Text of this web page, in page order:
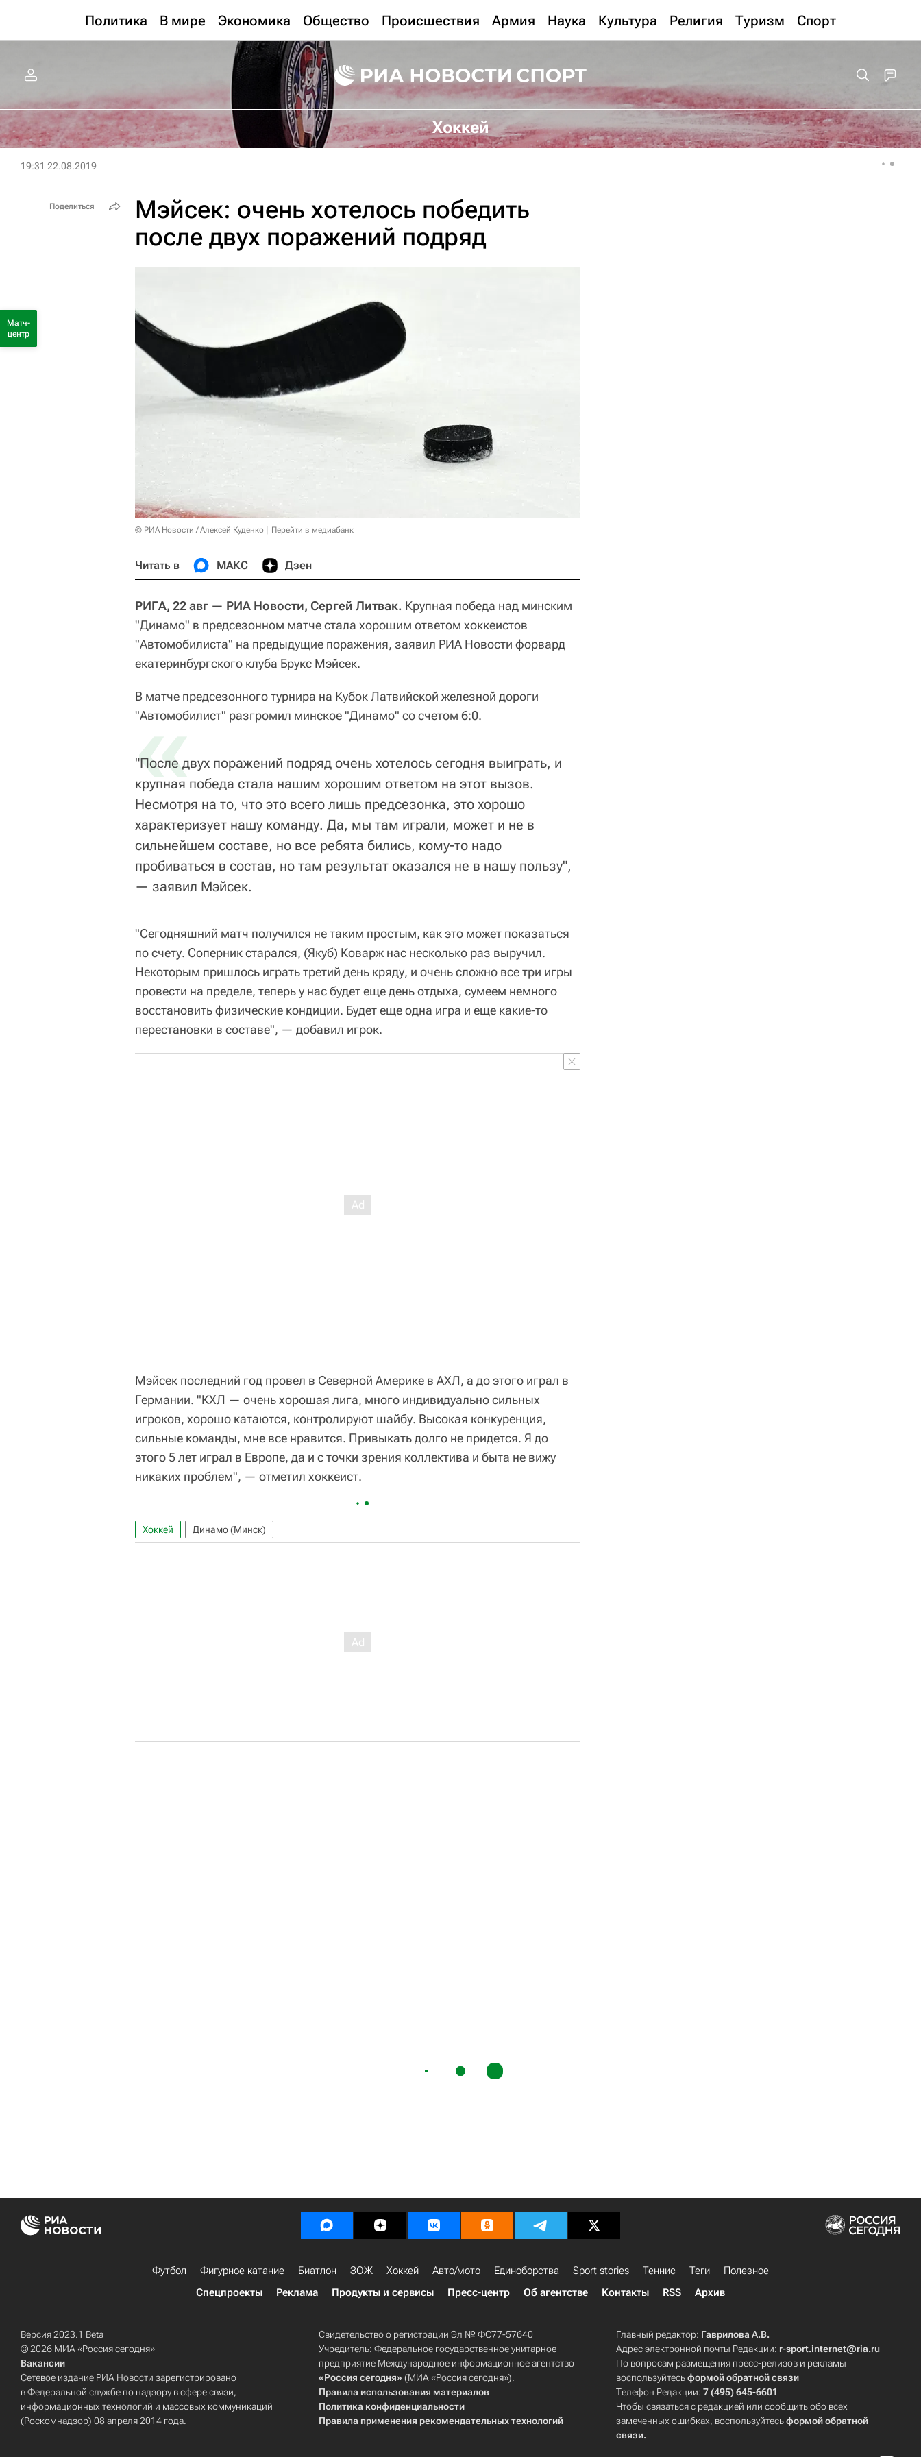
Политика В мире Экономика Общество Происшествия Армия Наука Культура Религия Туризм Спорт
Хоккей
19:31 22.08.2019
Мэйсек: очень хотелось победить
после двух поражений подряд
© РИА Новости / Алексей Куденко Перейти в медиабанк
Читать в МАКС Дзен
РИГА, 22 авг — РИА Новости, Сергей Литвак. Крупная победа над минским
"Динамо" в предсезонном матче стала хорошим ответом хоккеистов
"Автомобилиста" на предыдущие поражения, заявил РИА Новости форвард
екатеринбургского клуба Брукс Мэйсек.
В матче предсезонного турнира на Кубок Латвийской железной дороги
"Автомобилист" разгромил минское "Динамо" со счетом 6:0.
«
"После двух поражений подряд очень хотелось сегодня выиграть, и
крупная победа стала нашим хорошим ответом на этот вызов.
Несмотря на то, что это всего лишь предсезонка, это хорошо
характеризует нашу команду. Да, мы там играли, может и не в
сильнейшем составе, но все ребята бились, кому-то надо
пробиваться в состав, но там результат оказался не в нашу пользу",
— заявил Мэйсек.
"Сегодняшний матч получился не таким простым, как это может показаться
по счету. Соперник старался, (Якуб) Коварж нас несколько раз выручил.
Некоторым пришлось играть третий день кряду, и очень сложно все три игры
провести на пределе, теперь у нас будет еще день отдыха, сумеем немного
восстановить физические кондиции. Будет еще одна игра и еще какие-то
перестановки в составе", — добавил игрок.
Мэйсек последний год провел в Северной Америке в АХЛ, а до этого играл в
Германии. "КХЛ — очень хорошая лига, много индивидуально сильных
игроков, хорошо катаются, контролируют шайбу. Высокая конкуренция,
сильные команды, мне все нравится. Привыкать долго не придется. Я до
этого 5 лет играл в Европе, да и с точки зрения коллектива и быта не вижу
никаких проблем", — отметил хоккеист.
Хоккей Динамо (Минск)
Поделиться
Матч-
центр
Футбол Фигурное катание Биатлон ЗОЖ Хоккей Авто/мото Единоборства Sport stories Теннис Теги
Полезное
Спецпроекты
Реклама Продукты и сервисы Пресс-центр Об агентстве Контакты RSS Архив
Версия 2023.1 Beta
© 2026 МИА «Россия сегодня»
Вакансии
Сетевое издание РИА Новости зарегистрировано
в Федеральной службе по надзору в сфере связи,
информационных технологий и массовых коммуникаций
(Роскомнадзор) 08 апреля 2014 года.
Свидетельство о регистрации Эл № ФС77-57640
Учредитель: Федеральное государственное унитарное
предприятие Международное информационное агентство
«Россия сегодня» (МИА «Россия сегодня»).
Правила использования материалов
Политика конфиденциальности
Правила применения рекомендательных технологий
Главный редактор: Гаврилова А.В.
Адрес электронной почты Редакции: r-sport.internet@ria.ru
По вопросам размещения пресс-релизов и рекламы
воспользуйтесьформой обратной связи
Телефон Редакции:7 (495) 645-6601
Чтобы связаться с редакцией или сообщить обо всех
замеченных ошибках, воспользуйтесьформой обратной
связи.